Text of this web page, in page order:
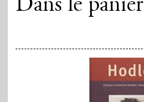
Dans le panier